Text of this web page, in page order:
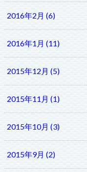
2016年2月 (6)
2016年1月 (11)
2015年12月 (5)
2015年11月 (1)
2015年10月 (3)
2015年9月 (2)